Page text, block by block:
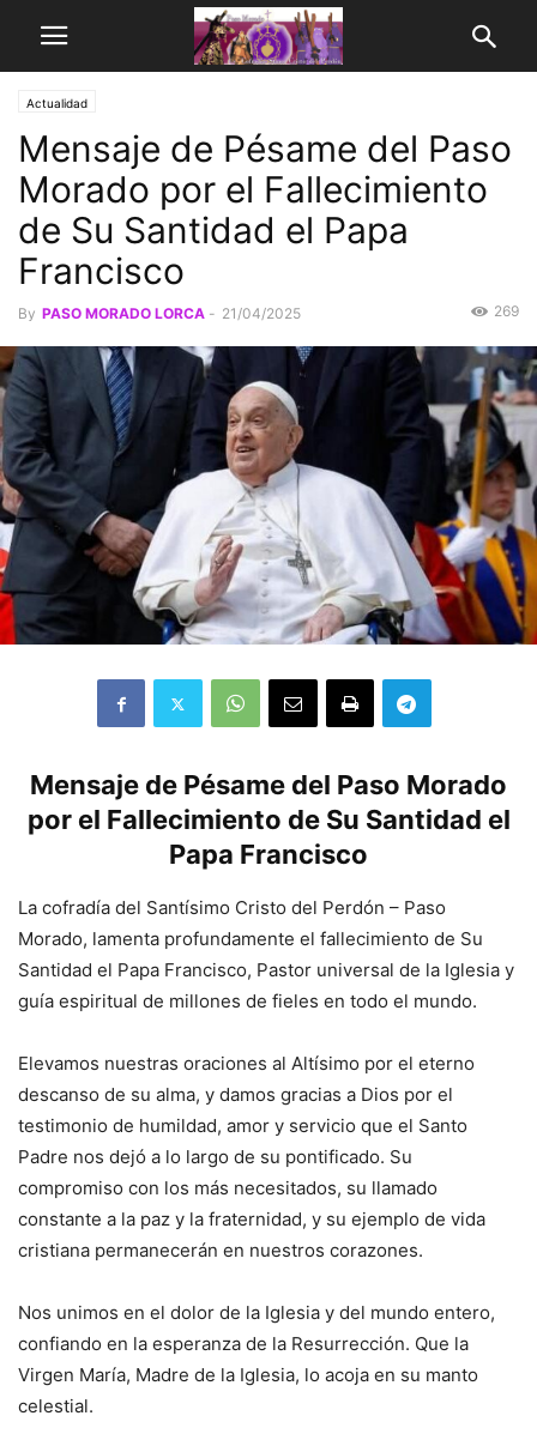
Actualidad
Mensaje de Pésame del Paso
Morado por el Fallecimiento
de Su Santidad el Papa
Francisco
By PASO MORADO LORCA - 21/04/2025 269
Mensaje de Pésame del Paso Morado
por el Fallecimiento de Su Santidad el
Papa Francisco
La cofradía del Santísimo Cristo del Perdón – Paso
Morado, lamenta profundamente el fallecimiento de Su
Santidad el Papa Francisco, Pastor universal de la Iglesia y
guía espiritual de millones de fieles en todo el mundo.
Elevamos nuestras oraciones al Altísimo por el eterno
descanso de su alma, y damos gracias a Dios por el
testimonio de humildad, amor y servicio que el Santo
Padre nos dejó a lo largo de su pontificado. Su
compromiso con los más necesitados, su llamado
constante a la paz y la fraternidad, y su ejemplo de vida
cristiana permanecerán en nuestros corazones.
Nos unimos en el dolor de la Iglesia y del mundo entero,
confiando en la esperanza de la Resurrección. Que la
Virgen María, Madre de la Iglesia, lo acoja en su manto
celestial.